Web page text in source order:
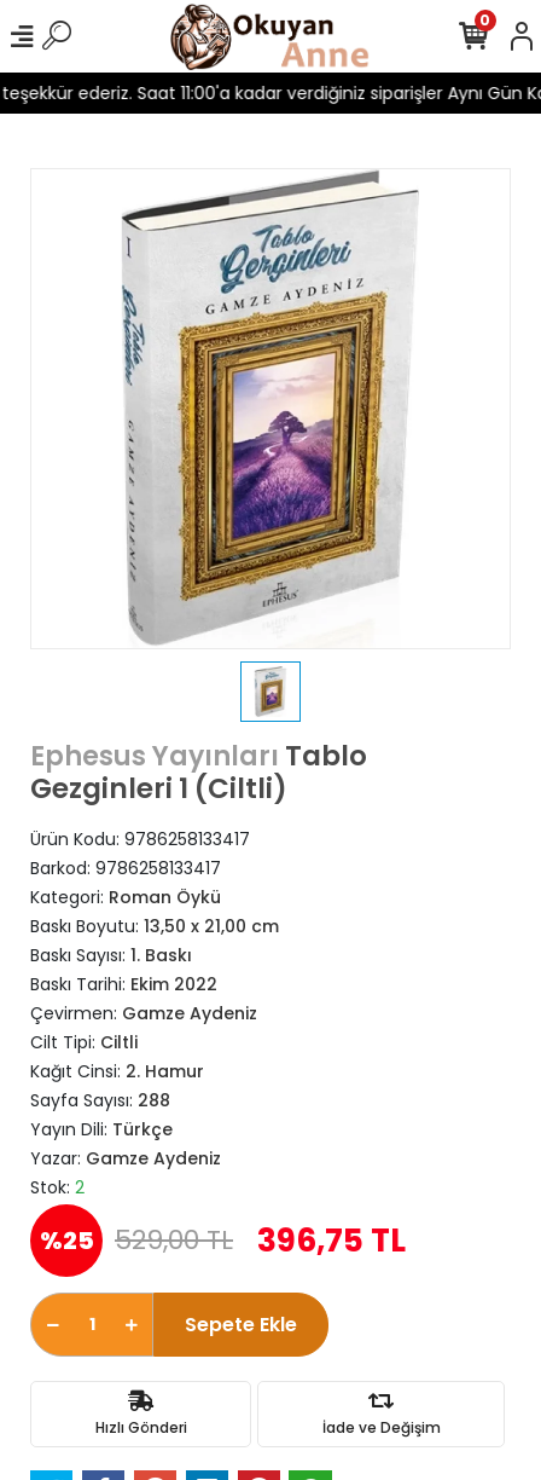
ederiz. Saat 11:00'a kadar verdiğiniz siparişler Aynı Gün
0
Ephesus Yayınları Tablo
Gezginleri 1 (Ciltli)
Ürün Kodu: 9786258133417
Barkod: 9786258133417
Kategori: Roman Öykü
Baskı Boyutu: 13,50 x 21,00 cm
Baskı Sayısı: 1. Baskı
Baskı Tarihi: Ekim 2022
Çevirmen: Gamze Aydeniz
Cilt Tipi: Ciltli
Kağıt Cinsi: 2. Hamur
Sayfa Sayısı: 288
Yayın Dili: Türkçe
Yazar: Gamze Aydeniz
Stok: 2
%25 529,00 TL 396,75 TL
Sepete Ekle
Hızlı Gönderi İade ve Değişim